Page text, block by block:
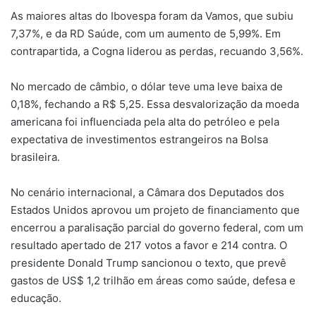
As maiores altas do Ibovespa foram da Vamos, que subiu
7,37%, e da RD Saúde, com um aumento de 5,99%. Em
contrapartida, a Cogna liderou as perdas, recuando 3,56%.
No mercado de câmbio, o dólar teve uma leve baixa de
0,18%, fechando a R$ 5,25. Essa desvalorização da moeda
americana foi influenciada pela alta do petróleo e pela
expectativa de investimentos estrangeiros na Bolsa
brasileira.
No cenário internacional, a Câmara dos Deputados dos
Estados Unidos aprovou um projeto de financiamento que
encerrou a paralisação parcial do governo federal, com um
resultado apertado de 217 votos a favor e 214 contra. O
presidente Donald Trump sancionou o texto, que prevê
gastos de US$ 1,2 trilhão em áreas como saúde, defesa e
educação.